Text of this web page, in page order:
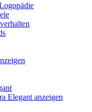
Elegant anzeigen